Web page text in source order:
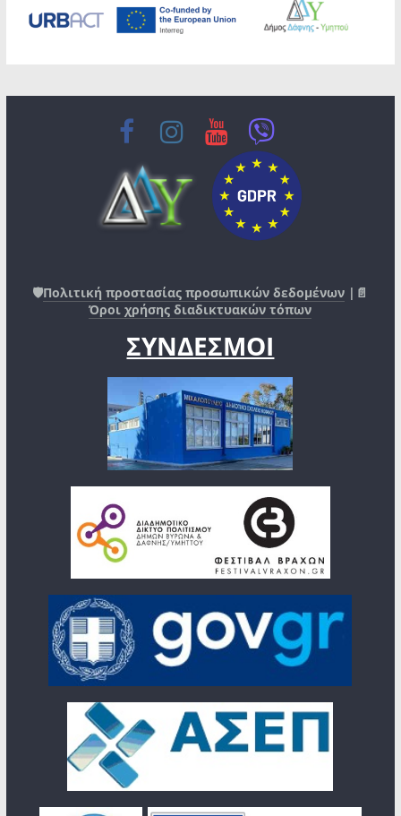
🛡️Πολιτική προστασίας προσωπικών δεδομένων |📄
Όροι χρήσης διαδικτυακών τόπων
ΣΥΝΔΕΣΜΟΙ